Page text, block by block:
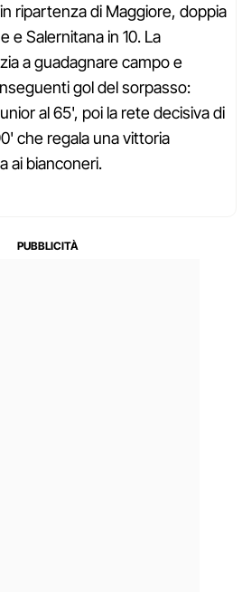
ripartenza di Maggiore, doppia
e Salernitana in 10. La
a guadagnare campo e
gol del sorpasso:
al 65', poi la rete decisiva di
che regala una vittoria
ai bianconeri.